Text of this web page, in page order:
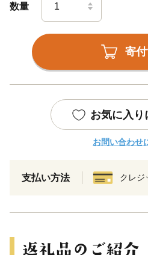
数量
寄
お気に入り
お問い合わせ
支払い方法 クレジ